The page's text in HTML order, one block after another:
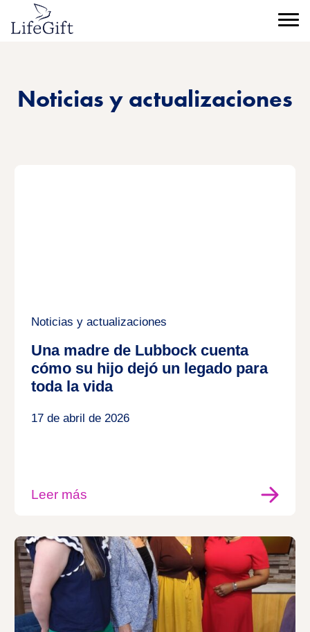
contenido
principal
Menú
Noticias y actualizaciones
Noticias y actualizaciones
Una madre de Lubbock cuenta
cómo su hijo dejó un legado para
toda la vida
17 de abril de 2026
Leer más